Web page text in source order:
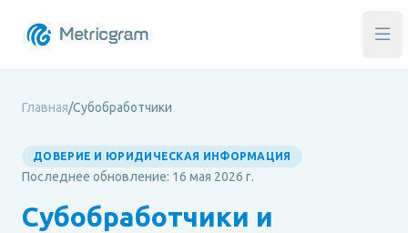
Главная/Субобработчики
ДОВЕРИЕ И ЮРИДИЧЕСКАЯ ИНФОРМАЦИЯ
Последнее обновление: 16 мая 2026 г.
Субобработчики и